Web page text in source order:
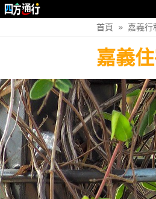
首頁 » 嘉義行
嘉義